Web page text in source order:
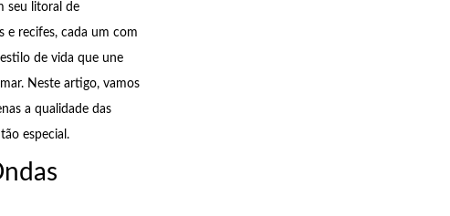
seu litoral de
e recifes, cada um com
de vida que une
Neste artigo, vamos
a qualidade das
especial.